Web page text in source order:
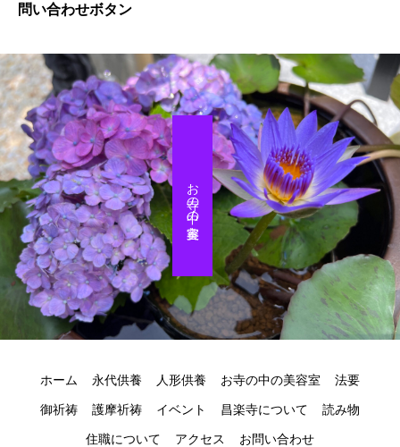
問い合わせボタン
お寺の中の美容室
ホーム 永代供養 人形供養 お寺の中の美容室 法要
御祈祷 護摩祈祷 イベント 昌楽寺について 読み物
住職について アクセス お問い合わせ